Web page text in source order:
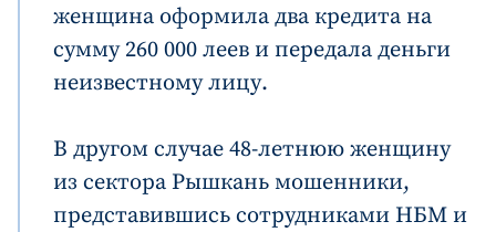
женщина оформила два кредита на
сумму 260 000 леев и передала деньги
неизвестному лицу.
В другом случае 48-летнюю женщину
из сектора Рышкань мошенники,
представившись сотрудниками НБМ и